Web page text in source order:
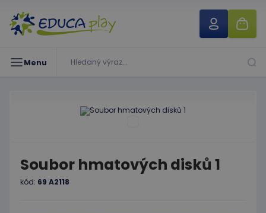
Menu
Soubor hmatových disků 1
kód: 69 A2118